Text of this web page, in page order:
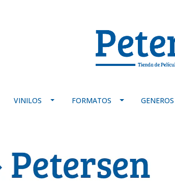
VINILOS FORMATOS GENEROS